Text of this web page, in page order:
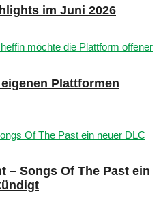
im Juni 2026
Plattformen
– Songs Of The Past ein